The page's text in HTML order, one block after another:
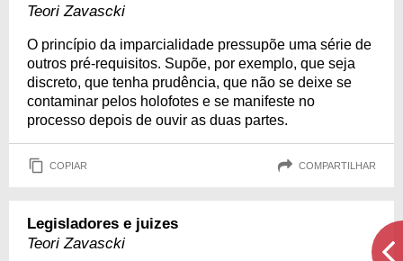
Teori Zavascki
O princípio da imparcialidade pressupõe uma série de
outros pré-requisitos. Supõe, por exemplo, que seja
discreto, que tenha prudência, que não se deixe se
contaminar pelos holofotes e se manifeste no
processo depois de ouvir as duas partes.
COPIAR COMPARTILHAR
Legisladores e juizes
Teori Zavascki